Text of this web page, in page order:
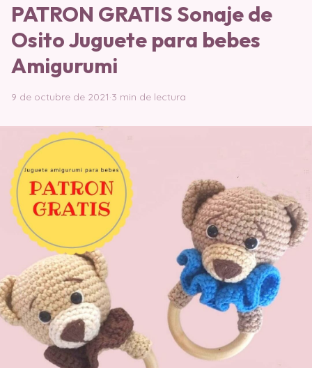
PATRON GRATIS Sonaje de
Osito Juguete para bebes
Amigurumi
9 de octubre de 2021·3 min de lectura